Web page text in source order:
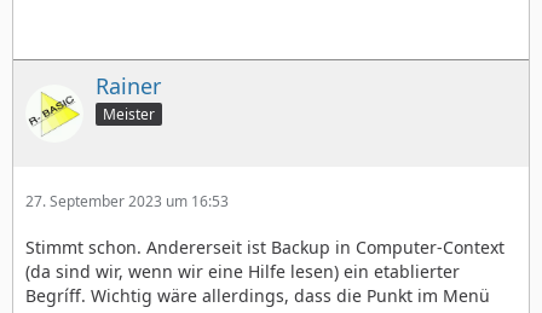
Rainer
Meister
27. September 2023 um 16:53
Stimmt schon. Andererseit ist Backup in Computer-Context
(da sind wir, wenn wir eine Hilfe lesen) ein etablierter
Begríff. Wichtig wäre allerdings, dass die Punkt im Menü